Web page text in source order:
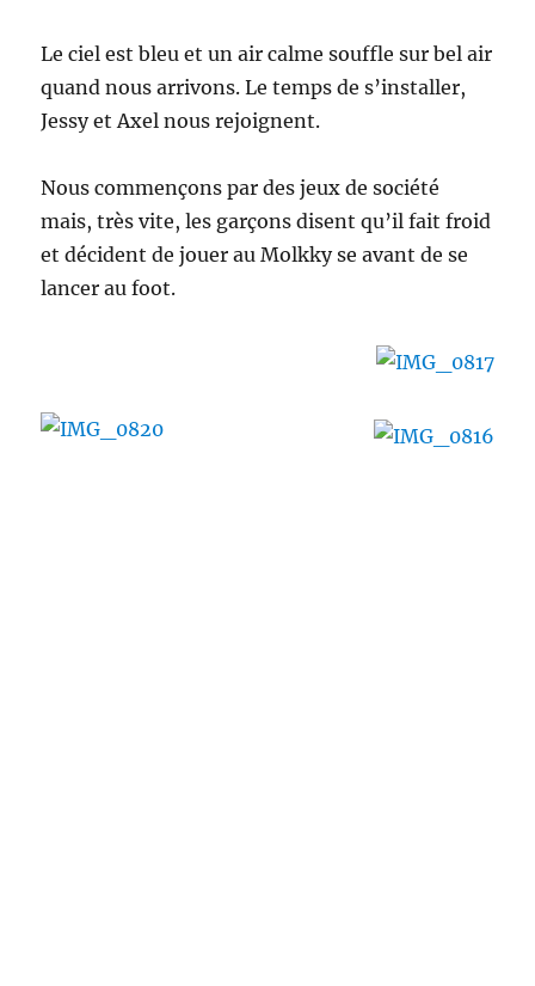
Le ciel est bleu et un air calme souffle sur bel air
quand nous arrivons. Le temps de s’installer,
Jessy et Axel nous rejoignent.
Nous commençons par des jeux de société
mais, très vite, les garçons disent qu’il fait froid
et décident de jouer au Molkky se avant de se
lancer au foot.